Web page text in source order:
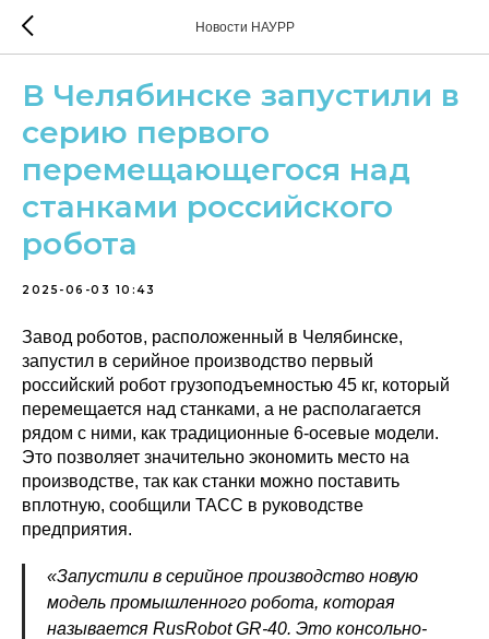
Новости НАУРР
В Челябинске запустили в
серию первого
перемещающегося над
станками российского
робота
2025-06-03 10:43
Завод роботов, расположенный в Челябинске,
запустил в серийное производство первый
российский робот грузоподъемностью 45 кг, который
перемещается над станками, а не располагается
рядом с ними, как традиционные 6-осевые модели.
Это позволяет значительно экономить место на
производстве, так как станки можно поставить
вплотную, сообщили ТАСС в руководстве
предприятия.
«Запустили в серийное производство новую
модель промышленного робота, которая
называется RusRobot GR-40. Это консольно-